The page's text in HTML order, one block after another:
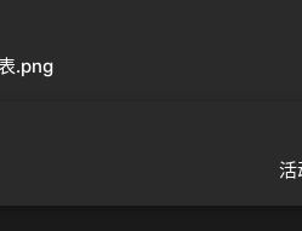
.png
活